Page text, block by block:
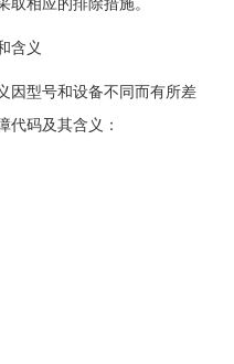
取相应的排除措施。
含义
型号和设备不同而有所差
代码及其含义：